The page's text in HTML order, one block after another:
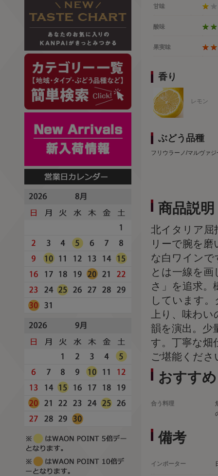
甘味
酸味
果実味
香り
レモン
ぶどう品種
フリウラーノ/マルヴァジ
商品説明
北イタリア屈
リーで腕を
な白ワインで
とは一線を
さ」を追求。
しています
上り、味わ
韻を演出。少
す。丁寧な畑
ご堪能くださ
おすすめ
合う料理
備考
インポーター